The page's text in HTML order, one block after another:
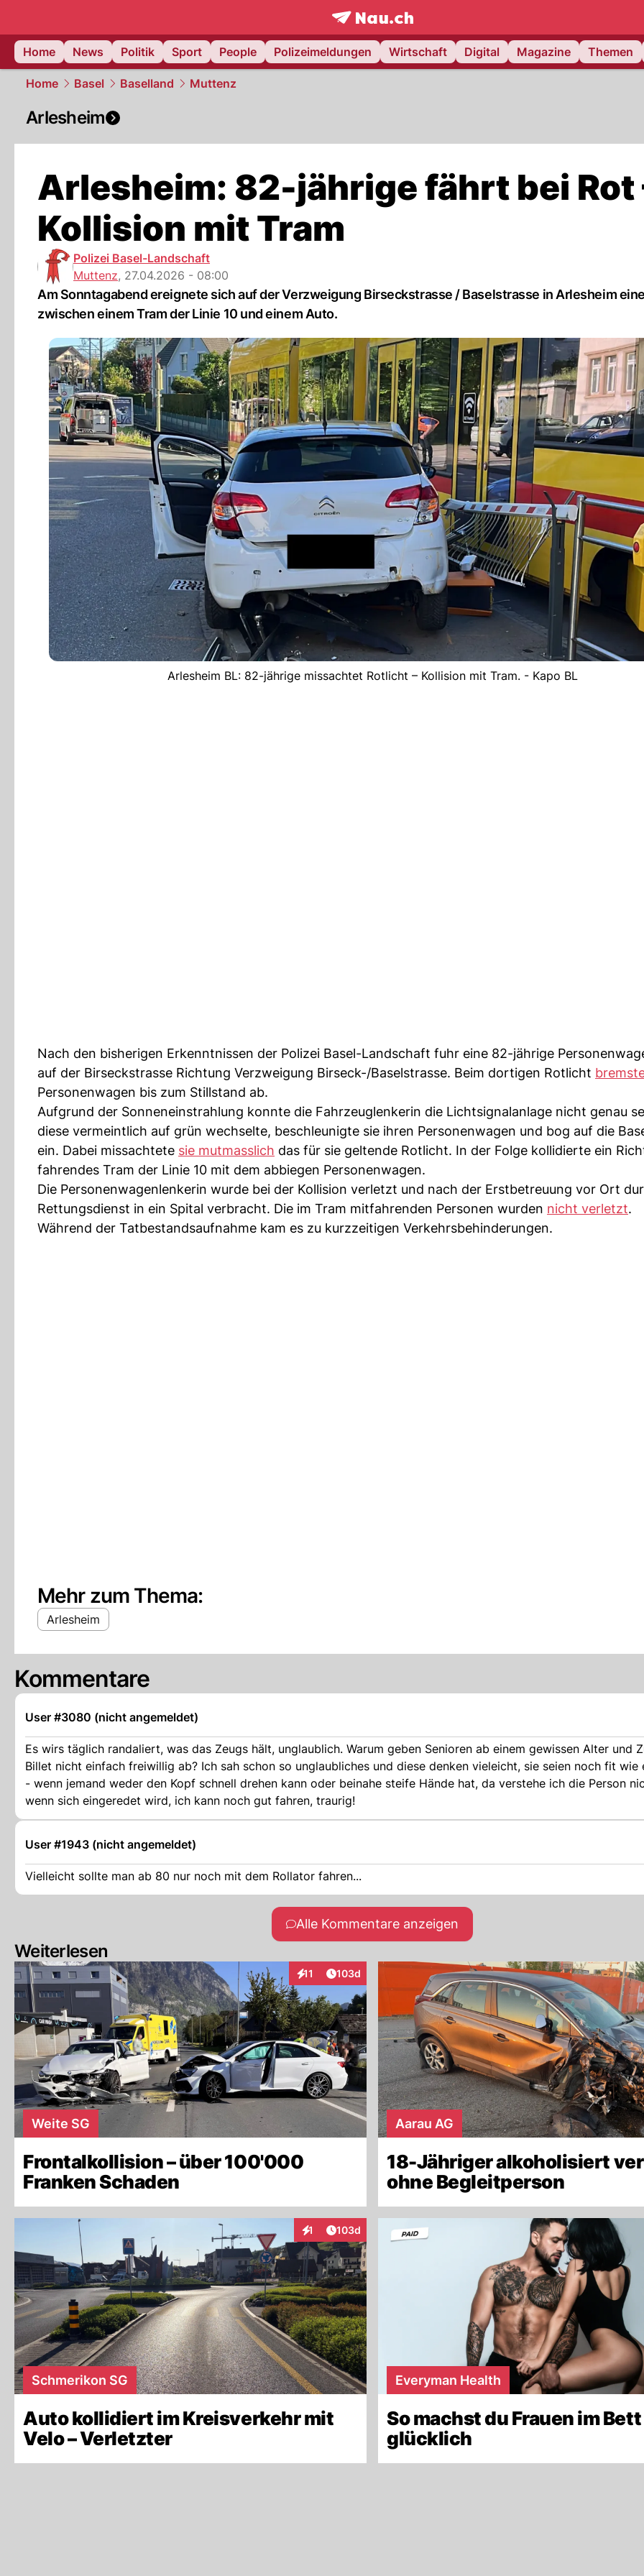
frontpage.NAU.ch
Home
News Politik Sport People Polizeimeldungen Wirtschaft Digital Magazine Themen
Home Basel Baselland Muttenz
Arlesheim
Arlesheim: 82-jährige fährt bei Rot
Kollision mit Tram
Polizei Basel-Landschaft
Muttenz, 27.04.2026 - 08:00
Am Sonntagabend ereignete sich auf der Verzweigung Birseckstrasse / Baselstrasse in Arlesheim
zwischen einem Tram der Linie 10 und einem Auto.
Arlesheim BL: 82-jährige missachtet Rotlicht – Kollision mit Tram. - Kapo BL
Nach den bisherigen Erkenntnissen der Polizei Basel-Landschaft fuhr eine 82-jährige
auf der Birseckstrasse Richtung Verzweigung Birseck-/Baselstrasse. Beim dortigen Rotlicht
Personenwagen bis zum Stillstand ab.
Aufgrund der Sonneneinstrahlung konnte die Fahrzeuglenkerin die Lichtsignalanlage nicht genau
diese vermeintlich auf grün wechselte, beschleunigte sie ihren Personenwagen und bog auf die
ein. Dabei missachtete sie mutmasslich das für sie geltende Rotlicht. In der Folge kollidierte ein
fahrendes Tram der Linie 10 mit dem abbiegen Personenwagen.
Die Personenwagenlenkerin wurde bei der Kollision verletzt und nach der Erstbetreuung vor Ort
Rettungsdienst in ein Spital verbracht. Die im Tram mitfahrenden Personen wurden nicht verletzt.
Während der Tatbestandsaufnahme kam es zu kurzzeitigen Verkehrsbehinderungen.
Mehr zum Thema:
Arlesheim
Kommentare
User #3080 (nicht angemeldet)
Es wirs täglich randaliert, was das Zeugs hält, unglaublich. Warum geben Senioren ab einem gewissen Alter und
Billet nicht einfach freiwillig ab? Ich sah schon so unglaubliches und diese denken vieleicht, sie seien noch fit wie
- wenn jemand weder den Kopf schnell drehen kann oder beinahe steife Hände hat, da verstehe ich die Person
wenn sich eingeredet wird, ich kann noch gut fahren, traurig!
User #1943 (nicht angemeldet)
Vielleicht sollte man ab 80 nur noch mit dem Rollator fahren...
Alle Kommentare anzeigen
Weiterlesen
11
InteraktionenArtikel veröffentlicht:
103d
Weite SG
Frontalkollision – über 100'000
Franken Schaden
Aarau AG
18-Jähriger alkoholisiert
ohne Begleitperson
1
InteraktionenArtikel veröffentlicht:
103d
Schmerikon SG
Auto kollidiert im Kreisverkehr mit
Velo – Verletzter
Everyman Health
So machst du Frauen im Bett
glücklich